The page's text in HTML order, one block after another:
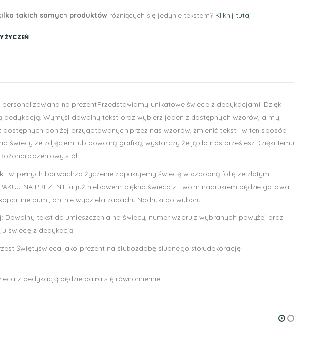
takich samych produktów różniących się jedynie tekstem? Kliknij tutaj!
ŻYCZEŃ
personalizowana na prezentPrzedstawiamy unikatowe świece z dedykacjami. Dzięki
Wymyśl dowolny tekst oraz wybierz jeden z dostępnych wzorów, a my
poniżej przygotowanych przez nas wzorów, zmienić tekst i w ten sposób
świecy ze zdjęciem lub dowolną grafiką, wystarczy że ją do nas prześlesz.Dzięki temu
stół.
w pełnych barwachza życzenie zapakujemy świecę w ozdobną folię ze złotym
NA PREZENT, a już niebawem piękna świeca z Twoim nadrukiem będzie gotowa
nie dymi, ani nie wydziela zapachu.Nadruki do wyboru:
tekst do umieszczenia na świecy, numer wzoru z wybranych powyżej oraz
świecę z dedykacją
Świętyświeca jako prezent na ślubozdobę ślubnego stołudekorację
z dedykacją będzie paliła się równomiernie.